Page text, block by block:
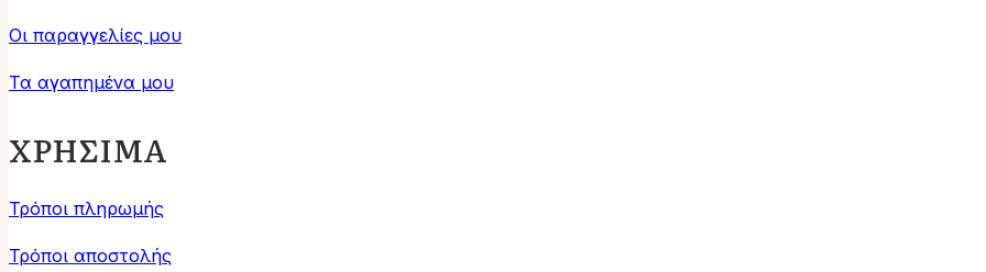
Οι παραγγελίες μου
Τα αγαπημένα μου
ΧΡΗΣΙΜΑ
Τρόποι πληρωμής
Τρόποι αποστολής